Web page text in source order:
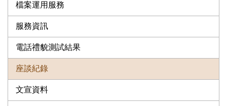
檔案運用服務
服務資訊
電話禮貌測試結果
座談紀錄
文宣資料